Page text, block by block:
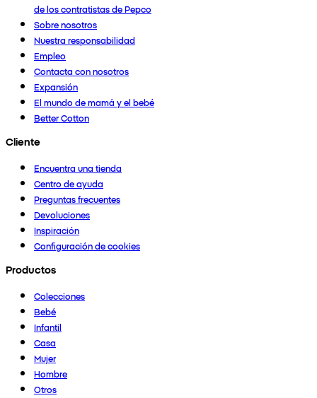
de los contratistas de Pepco
Sobre nosotros
Nuestra responsabilidad
Empleo
Contacta con nosotros
Expansión
El mundo de mamá y el bebé
Better Cotton
Cliente
Encuentra una tienda
Centro de ayuda
Preguntas frecuentes
Devoluciones
Inspiración
Configuración de cookies
Productos
Colecciones
Bebé
Infantil
Casa
Mujer
Hombre
Otros